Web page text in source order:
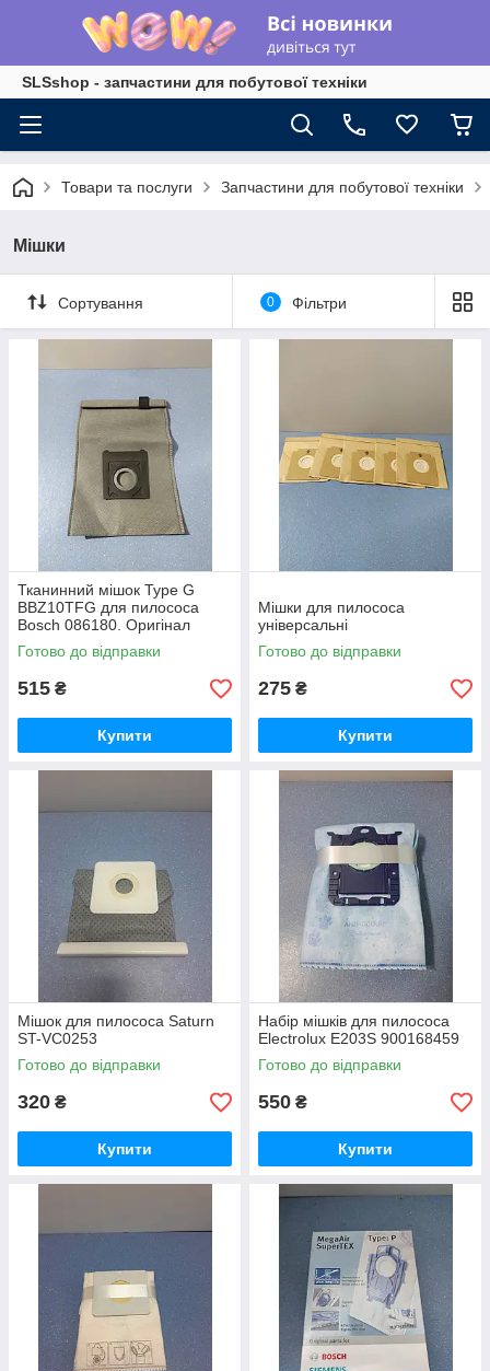
SLSshop - запчастини для побутової техніки
Товари та послуги Запчастини для побутової техніки
Мішки
Сортування 0 Фільтри
Тканинний мішок Type G
BBZ10TFG для пилососа
Bosch 086180. Оригінал
Готово до відправки
515 ₴
Купити
Мішки для пилососа
універсальні
Готово до відправки
275 ₴
Купити
Мішок для пилососа Saturn
ST-VC0253
Готово до відправки
320 ₴
Купити
Набір мішків для пилососа
Electrolux E203S 900168459
Готово до відправки
550 ₴
Купити